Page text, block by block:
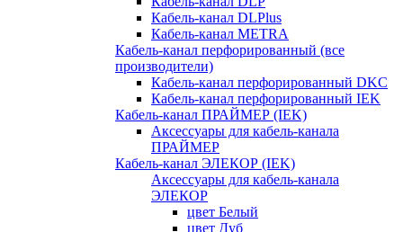
Кабель-канал DLPlus
Кабель-канал METRA
Кабель-канал перфорированный (все
производители)
Кабель-канал перфорированный DKC
Кабель-канал перфорированный IEK
Кабель-канал ПРАЙМЕР (IEK)
Аксессуары для кабель-канала
ПРАЙМЕР
Кабель-канал ЭЛЕКОР (IEK)
Аксессуары для кабель-канала
ЭЛЕКОР
цвет Белый
цвет Дуб